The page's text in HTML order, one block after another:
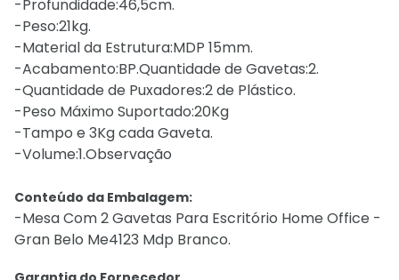
-Profundidade:46,5cm.
-Peso:21kg.
-Material da Estrutura:MDP 15mm.
-Acabamento:BP.Quantidade de Gavetas:2.
-Quantidade de Puxadores:2 de Plástico.
-Peso Máximo Suportado:20Kg
-Tampo e 3Kg cada Gaveta.
-Volume:1.Observação
Conteúdo da Embalagem:
-Mesa Com 2 Gavetas Para Escritório Home Office -
Gran Belo Me4123 Mdp Branco.